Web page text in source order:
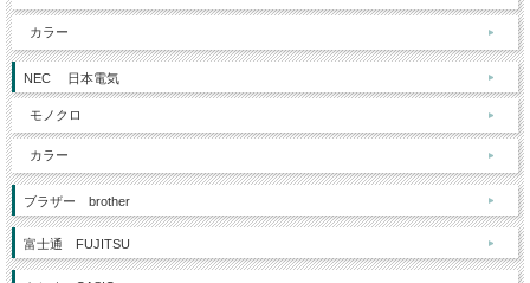
カラー
NEC 日本電気
モノクロ
カラー
ブラザー brother
富士通 FUJITSU